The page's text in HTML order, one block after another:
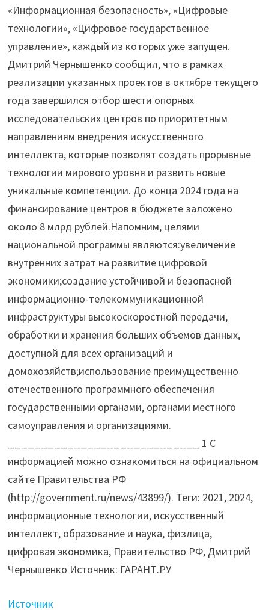
«Информационная безопасность», «Цифровые
технологии», «Цифровое государственное
управление», каждый из которых уже запущен.
Дмитрий Чернышенко сообщил, что в рамках
реализации указанных проектов в октябре текущего
года завершился отбор шести опорных
исследовательских центров по приоритетным
направлениям внедрения искусственного
интеллекта, которые позволят создать прорывные
технологии мирового уровня и развить новые
уникальные компетенции. До конца 2024 года на
финансирование центров в бюджете заложено
около 8 млрд рублей.Напомним, целями
национальной программы являются:увеличение
внутренних затрат на развитие цифровой
экономики;создание устойчивой и безопасной
информационно-телекоммуникационной
инфраструктуры высокоскоростной передачи,
обработки и хранения больших объемов данных,
доступной для всех организаций и
домохозяйств;использование преимущественно
отечественного программного обеспечения
государственными органами, органами местного
самоуправления и организациями.
_____________________________ 1 С
информацией можно ознакомиться на официальном
сайте Правительства РФ
(http://government.ru/news/43899/). Теги: 2021, 2024,
информационные технологии, искусственный
интеллект, образование и наука, физлица,
цифровая экономика, Правительство РФ, Дмитрий
Чернышенко Источник: ГАРАНТ.РУ
Источник